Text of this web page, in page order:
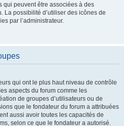
qui peuvent être associées à des
La possibilité d’utiliser des icônes de
par l’administrateur.
qui ont le plus haut niveau de contrôle
aspects du forum comme les
de groupes d’utilisateurs ou de
que le fondateur du forum a attribuées
aussi avoir toutes les capacités de
selon ce que le fondateur a autorisé.